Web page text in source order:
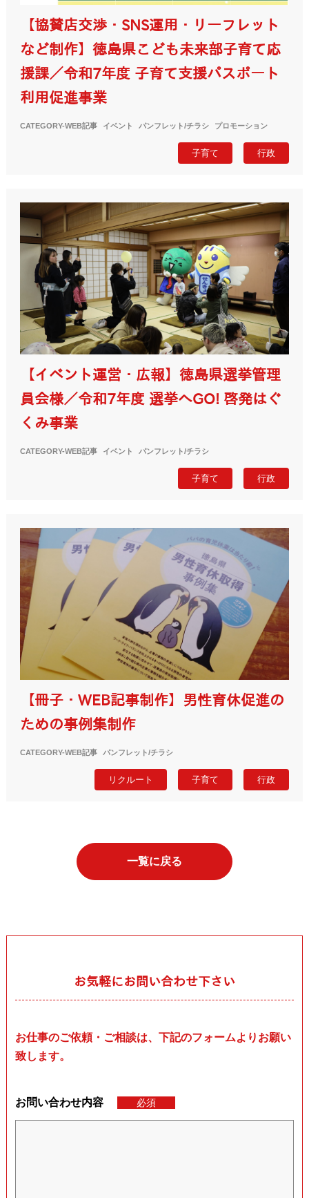
【協賛店交渉・SNS運用・リーフレット
など制作】徳島県こども未来部子育て応
援課／令和7年度 子育て支援パスポート
利用促進事業
CATEGORY-WEB記事 イベント パンフレット/チラシ プロモーション
子育て 行政
【イベント運営・広報】徳島県選挙管理
員会様／令和7年度 選挙へGO! 啓発はぐ
くみ事業
CATEGORY-WEB記事 イベント パンフレット/チラシ
子育て 行政
【冊子・WEB記事制作】男性育休促進の
ための事例集制作
CATEGORY-WEB記事 パンフレット/チラシ
リクルート 子育て 行政
一覧に戻る
お気軽にお問い合わせ下さい
お仕事のご依頼・ご相談は、下記のフォームよりお願い
致します。
お問い合わせ内容 必須